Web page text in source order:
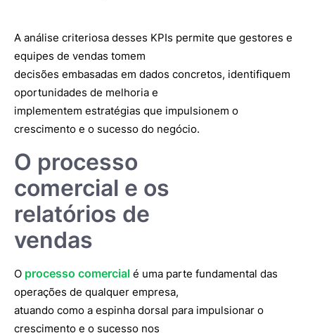
A análise criteriosa desses KPIs permite que gestores e
equipes de vendas tomem
decisões embasadas em dados concretos, identifiquem
oportunidades de melhoria e
implementem estratégias que impulsionem o
crescimento e o sucesso do negócio.
O processo
comercial e os
relatórios de
vendas
O processo comercial é uma parte fundamental das
operações de qualquer empresa,
atuando como a espinha dorsal para impulsionar o
crescimento e o sucesso nos